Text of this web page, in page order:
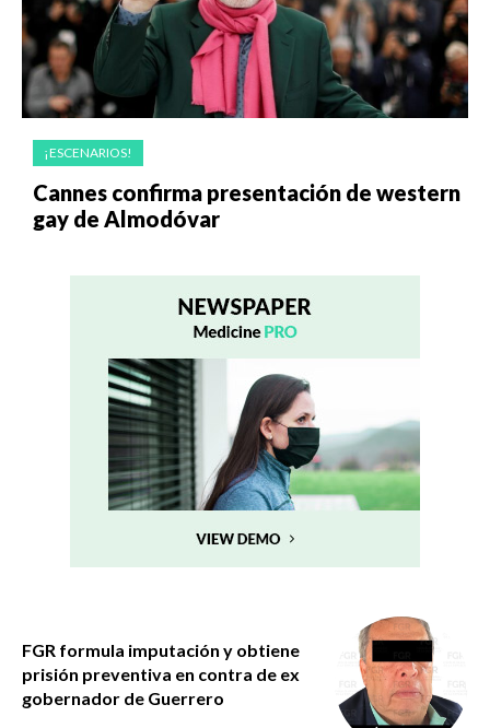
¡ESCENARIOS!
Cannes confirma presentación de western
gay de Almodóvar
FGR formula imputación y obtiene
prisión preventiva en contra de ex
gobernador de Guerrero